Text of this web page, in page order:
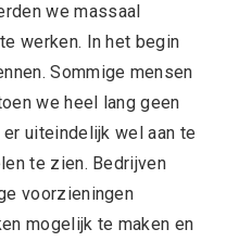
we massaal
werken. In het begin
Sommige mensen
we heel lang geen
uiteindelijk wel aan te
te zien. Bedrijven
voorzieningen
mogelijk te maken en